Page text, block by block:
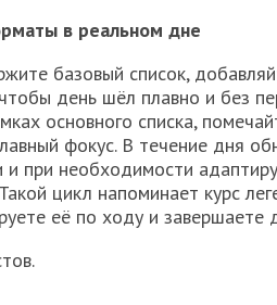
в реальном дне
базовый список,
день шёл плавно и без
основного списка,
фокус. В течение дня
и при необходимости
цикл напоминает курс
её по ходу и завершаете